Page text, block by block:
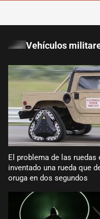
Vehículos
El problema de las
inventado una rueda que
oruga en dos segundos